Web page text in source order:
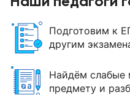
Подготовим к
другим
Найдём слабые
предмету и